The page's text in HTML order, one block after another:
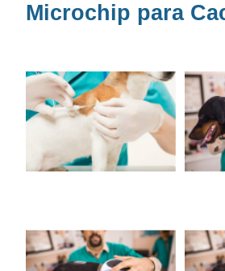
Microchip para